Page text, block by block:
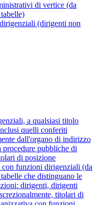
di vertice (da
(dirigenti non
a qualsiasi titolo
quelli conferiti
dall'organo di indirizzo
procedure pubbliche di
di posizione
con funzioni dirigenziali (da
che distinguano le
dirigenti, dirigenti
titolari di